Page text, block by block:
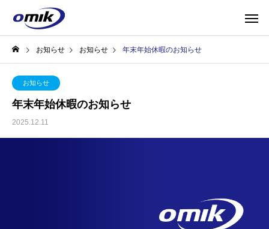
お知らせ お知らせ 年末年始休暇のお知らせ
お知らせ
年末年始休暇のお知らせ
2025.12.11